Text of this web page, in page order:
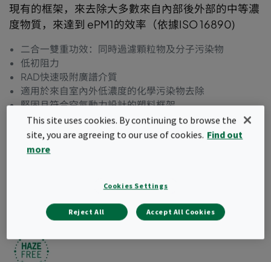
現有的框架，來去除大多數來自內部後外部的中等濃
度物質，來達到 ePM1的效率（依據ISO 16890)
二合一雙重功效：同時過濾顆粒物及分子污染物
低初阻力
RAD快速吸附廣譜介質
適用於來自室內外低濃度的化學污染物去除
堅固且符合空氣動力設計的塑料框架
可用於已有過濾系統的升級
符合ISO 10121-3標準
This site uses cookies. By continuing to browse the
site, you are agreeing to our use of cookies. Find out
more
Cookies Settings
Reject All Accept All Cookies